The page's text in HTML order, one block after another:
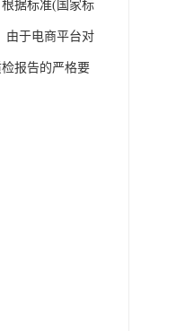
据标准(国家标
由于电商平台对
报告的严格要